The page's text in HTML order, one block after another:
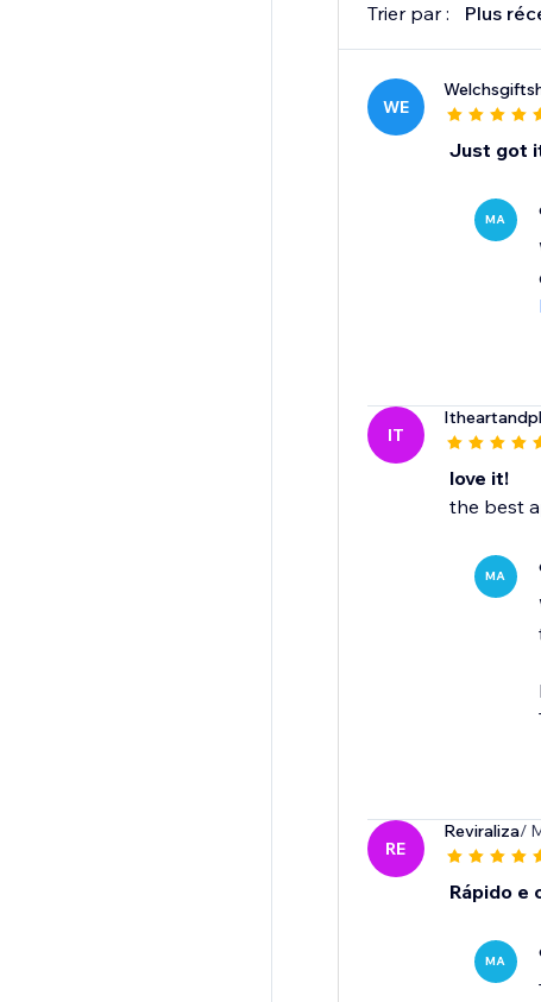
Trier par : Plus
WE
Just got
MA
IT
love it!
the best
MA
RE
Reviraliza/
Rápido e
MA